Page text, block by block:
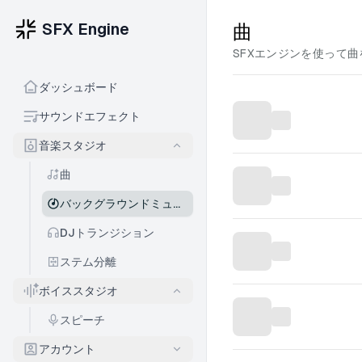
SFX Engine
ダッシュボード
サウンドエフェクト
音楽スタジオ
曲
バックグラウンドミュージック
DJトランジション
ステム分離
ボイススタジオ
スピーチ
アカウント
曲
SFXエンジンを使って曲